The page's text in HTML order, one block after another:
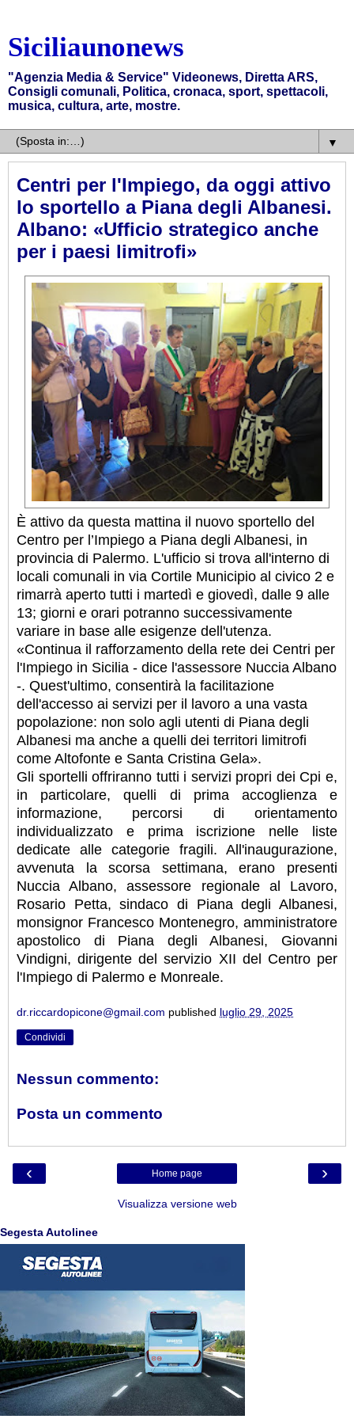
Siciliaunonews
"Agenzia Media & Service" Videonews, Diretta ARS,
Consigli comunali, Politica, cronaca, sport, spettacoli,
musica, cultura, arte, mostre.
▼
Centri per l'Impiego, da oggi attivo
lo sportello a Piana degli Albanesi.
Albano: «Ufficio strategico anche
per i paesi limitrofi»
È attivo da questa mattina il nuovo sportello del
Centro per l’Impiego a Piana degli Albanesi, in
provincia di Palermo. L'ufficio si trova all'interno di
locali comunali in via Cortile Municipio al civico 2 e
rimarrà aperto tutti i martedì e giovedì, dalle 9 alle
13; giorni e orari potranno successivamente
variare in base alle esigenze dell'utenza.
«Continua il rafforzamento della rete dei Centri per
l'Impiego in Sicilia - dice l'assessore Nuccia Albano
-. Quest'ultimo, consentirà la facilitazione
dell'accesso ai servizi per il lavoro a una vasta
popolazione: non solo agli utenti di Piana degli
Albanesi ma anche a quelli dei territori limitrofi
come Altofonte e Santa Cristina Gela».
Gli sportelli offriranno tutti i servizi propri dei Cpi e,
in particolare, quelli di prima accoglienza e
informazione, percorsi di orientamento
individualizzato e prima iscrizione nelle liste
dedicate alle categorie fragili. All'inaugurazione,
avvenuta la scorsa settimana, erano presenti
Nuccia Albano, assessore regionale al Lavoro,
Rosario Petta, sindaco di Piana degli Albanesi,
monsignor Francesco Montenegro, amministratore
apostolico di Piana degli Albanesi, Giovanni
Vindigni, dirigente del servizio XII del Centro per
l'Impiego di Palermo e Monreale.
dr.riccardopicone@gmail.com published luglio 29, 2025
Condividi
Nessun commento:
Posta un commento
‹ ›
Home page
Visualizza versione web
Segesta Autolinee